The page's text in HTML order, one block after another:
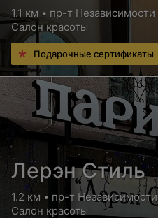
1.1 км • пр-т Независимости
Салон красоты
Подарочные сертификаты
Лерэн Стиль
1.2 км • пр-т Независимости
Салон красоты